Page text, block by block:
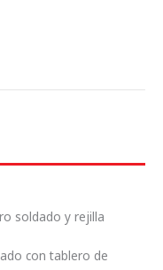
soldado y rejilla
con tablero de